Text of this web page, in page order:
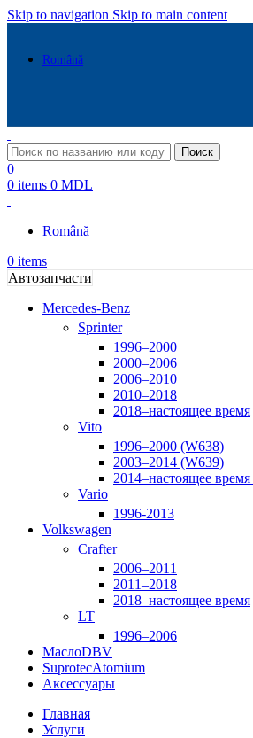
Skip to navigation Skip to main content
Română
Поиск
0
0 items 0 MDL
Română
0 items
Автозапчасти
Mercedes-Benz
Sprinter
1996–2000
2000–2006
2006–2010
2010–2018
2018–настоящее время
Vito
1996–2000 (W638)
2003–2014 (W639)
2014–настоящее
Vario
1996-2013
Volkswagen
Crafter
2006–2011
2011–2018
2018–настоящее время
LT
1996–2006
МаслоDBV
SuprotecAtomium
Аксессуары
Главная
Услуги